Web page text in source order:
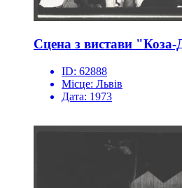
Сцена з вистави "Коза-
ID: 62888
Місце: Львів
Дата: 1973